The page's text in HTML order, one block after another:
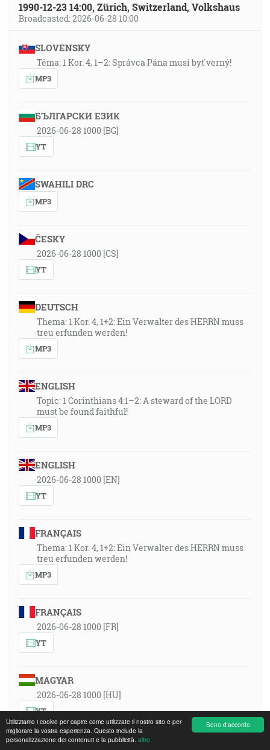
Sono d'accordo
Utilizziamo i cookie per capire come utilizzate il nostro sito e per
migliorare la vostra esperienza. Questo include la
personalizzazione dei contenuti e la pubblicità. altro
1990-12-23 14:00, Zürich, Switzerland, Volkshaus
Broadcasted: 2026-06-28 10:00
SLOVENSKY
Téma: 1 Kor. 4, 1–2: Správca Pána musí byť verný!
MP3
БЪЛГАРСКИ ЕЗИК
2026-06-28 1000 [BG]
YT
SWAHILI DRC
MP3
ČESKY
2026-06-28 1000 [CS]
YT
DEUTSCH
Thema: 1 Kor. 4, 1+2: Ein Verwalter des HERRN muss
treu erfunden werden!
MP3
ENGLISH
Topic: 1 Corinthians 4:1–2: A steward of the LORD
must be found faithful!
MP3
ENGLISH
2026-06-28 1000 [EN]
YT
FRANÇAIS
Thema: 1 Kor. 4, 1+2: Ein Verwalter des HERRN muss
treu erfunden werden!
MP3
FRANÇAIS
2026-06-28 1000 [FR]
YT
MAGYAR
2026-06-28 1000 [HU]
YT